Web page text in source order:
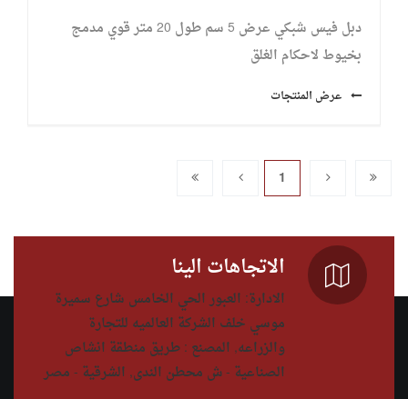
دبل فيس شبكي عرض 5 سم طول 20 متر قوي مدمج
بخيوط لاحكام الغلق
عرض المنتجات
1
الاتجاهات الينا
الادارة: العبور الحي الخامس شارع سميرة
موسي خلف الشركة العالميه للتجارة
والزراعه, المصنع : طريق منطقة انشاص
الصناعية - ش محطن الندى, الشرقية - مصر